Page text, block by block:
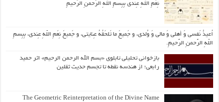
نِعَمِ اللّهِ عِندی بِبِسمِ اللّهِ الرَّحمنِ الرَّحیمِ
اُعیذُ نَفسی وَ أهلی وَ مالی وَ وُلدی، و جَمیعَ ما تَلحَقُهُ عِنایتی، و جَمیعَ نِعَمِ اللّهِ عِندی، بِبِسمِ
اللّهِ الرَّحمنِ الرَّحیمِ.
بازخوانی تحلیلی تابلوی «بسم الله الرحمن الرحیم» اثر حمید
رابعی؛ از هندسه نقطه تا تجسم حدیث ثقلین
The Geometric Reinterpretation of the Divine Name